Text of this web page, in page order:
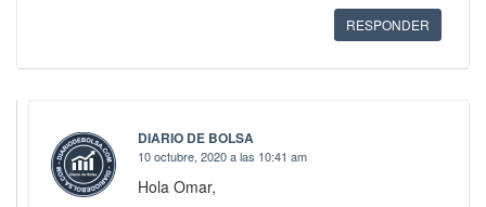
RESPONDER
DIARIO DE BOLSA
10 octubre, 2020 a las 10:41 am
Hola Omar,